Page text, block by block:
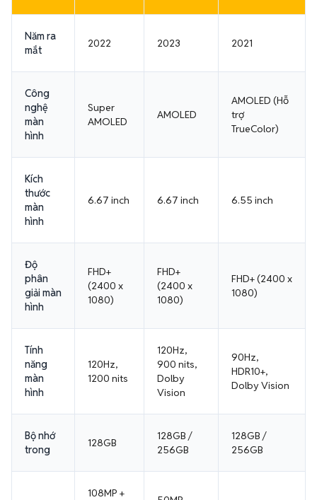
Năm ra
mắt
2022 2023 2021
Công
nghệ
màn
hình
Super
AMOLED
AMOLED
AMOLED (Hỗ
trợ
TrueColor)
Kích
thước
màn
hình
6.67 inch 6.67 inch 6.55 inch
Độ
phân
giải màn
hình
FHD+
(2400 x
1080)
FHD+
(2400 x
1080)
FHD+ (2400 x
1080)
Tính
năng
màn
hình
120Hz,
1200 nits
120Hz,
900 nits,
Dolby
Vision
90Hz,
HDR10+,
Dolby Vision
Bộ nhớ
trong
128GB
128GB /
256GB
128GB /
256GB
108MP +